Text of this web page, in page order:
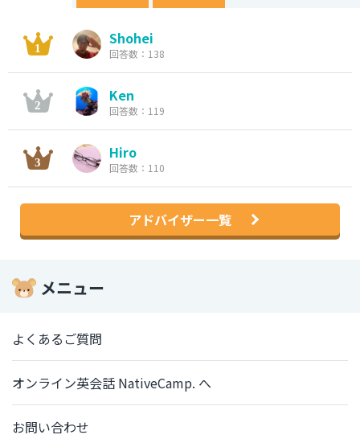
Shohei
回答数：138
Ken
回答数：119
Hiro
回答数：110
アドバイザー一覧
メニュー
よくあるご質問
オンライン英会話 NativeCamp. へ
お問い合わせ